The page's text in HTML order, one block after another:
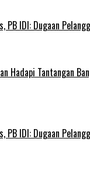
PB IDI: Dugaan
Hadapi Tantangan
PB IDI: Dugaan